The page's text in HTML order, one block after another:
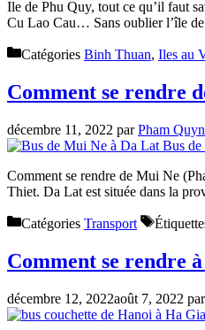
Ile de Phu Quy, tout ce qu’il faut
Cu Lao Cau… Sans oublier l’île
Catégories Binh Thuan, Iles au
Comment se rendre
décembre 11, 2022 parPham
Comment se rendre de Mui Ne
Thiet. Da Lat est située dans la
Catégories Transport
Comment se rendre
décembre 12, 2022août 7, 2022 par